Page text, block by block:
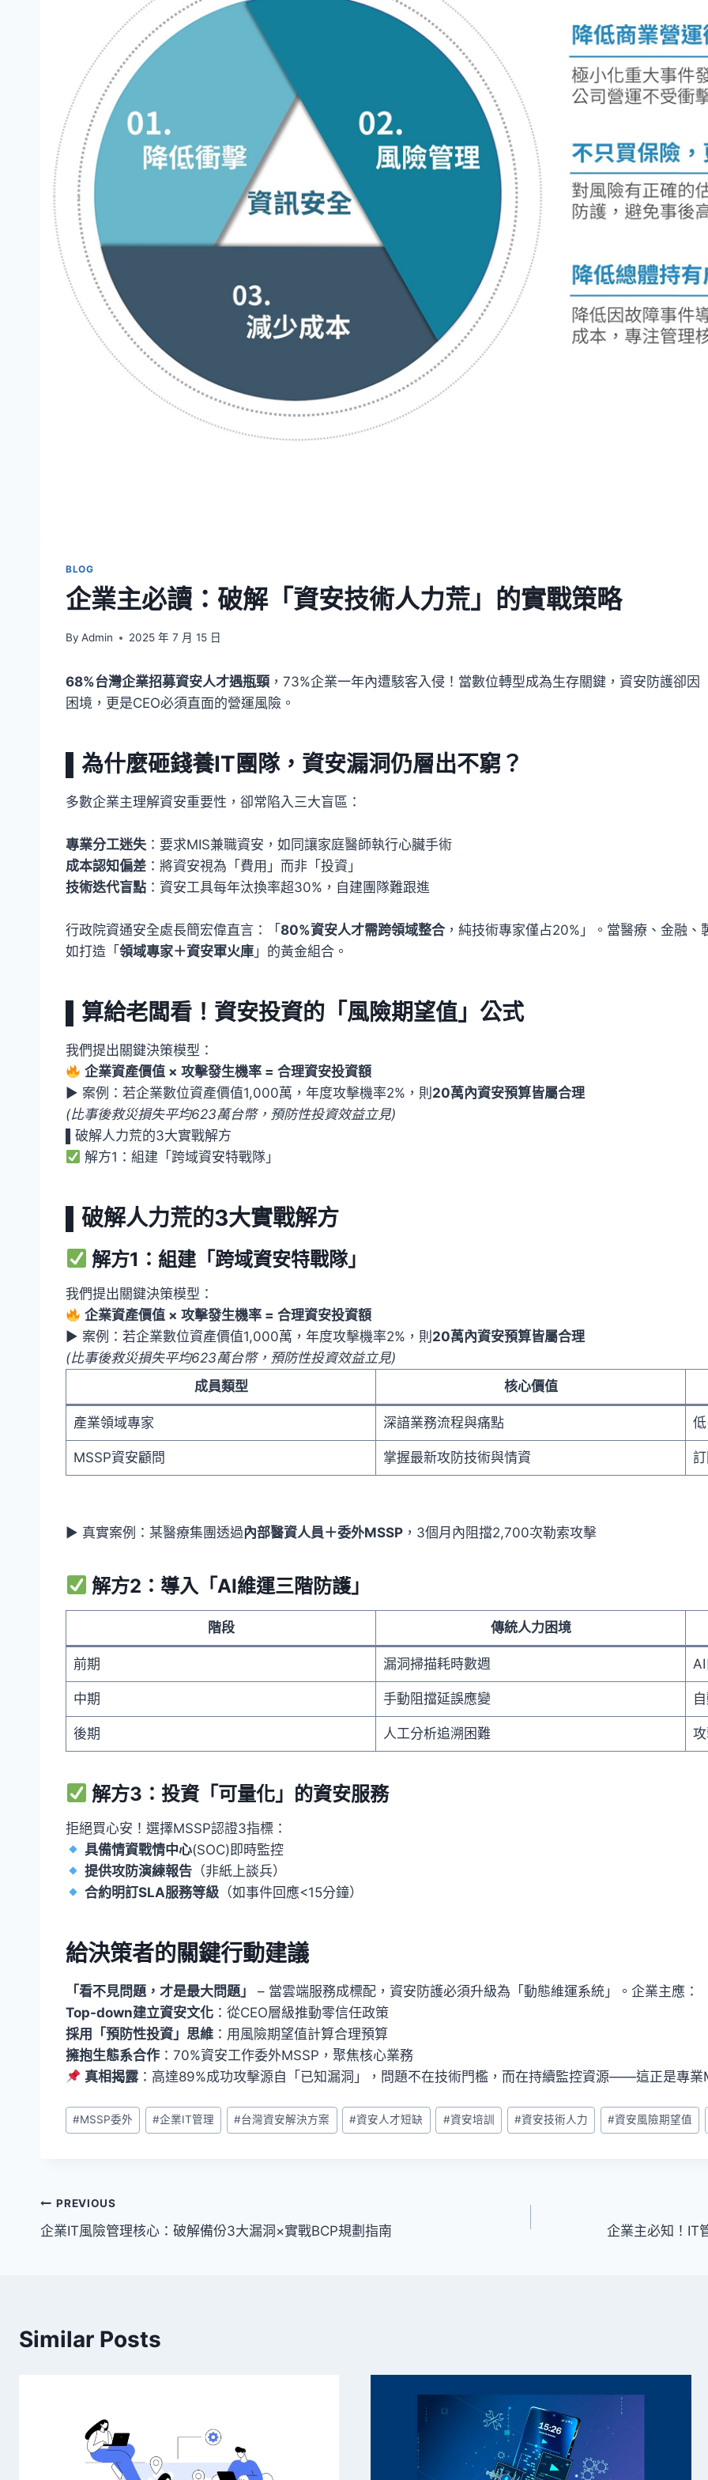
BLOG
企業主必讀：破解「資安技術人力荒」的實戰策略
By Admin 2025 年 7 月 15 日
68%台灣企業招募資安人才遇瓶頸 ，73%企業一年內遭駭客入侵！當數位轉型成為生存關鍵，資安防護卻
困境，更是CEO必須直面的營運風險。
▌為什麼砸錢養IT團隊，資安漏洞仍層出不窮？
多數企業主理解資安重要性，卻常陷入三大盲區：
專業分工迷失 ：要求MIS兼職資安，如同讓家庭醫師執行心臟手術
成本認知偏差 ：將資安視為「費用」而非「投資」
技術迭代盲點 ：資安工具每年汰換率超30%，自建團隊難跟進
行政院資通安全處長簡宏偉直言：「 80%資安人才需跨領域整合 ，純技術專家僅占20%」。當醫療、金融
如打造「 領域專家＋資安軍火庫 」的黃金組合。
▌算給老闆看！資安投資的「風險期望值」公式
我們提出關鍵決策模型：
企業資產價值 × 攻擊發生機率 = 合理資安投資額
▶ 案例：若企業數位資產價值1,000萬，年度攻擊機率2%，則 20萬內資安預算皆屬合理
(比事後救災損失平均623萬台幣，預防性投資效益立見)
▌破解人力荒的3大實戰解方
解方1：組建「跨域資安特戰隊」
▌破解人力荒的3大實戰解方
解方1：組建「跨域資安特戰隊」
我們提出關鍵決策模型：
企業資產價值 × 攻擊發生機率 = 合理資安投資額
▶ 案例：若企業數位資產價值1,000萬，年度攻擊機率2%，則 20萬內資安預算皆屬合理
(比事後救災損失平均623萬台幣，預防性投資效益立見)
成員類型
核心價值
產業領域專家 深諳業務流程與痛點
MSSP資安顧問 掌握最新攻防技術與情資
▶ 真實案例：某醫療集團透過內部醫資人員＋委外MSSP ，3個月內阻擋2,700次勒索攻擊
解方2：導入「AI維運三階防護」
階段 傳統人力困境
前期 漏洞掃描耗時數週
中期 手動阻擋延誤應變
後期 人工分析追溯困難
解方3：投資「可量化」的資安服務
拒絕買心安！選擇MSSP認證3指標：
具備情資戰情中心(SOC)即時監控
提供攻防演練報告 （非紙上談兵）
合約明訂SLA服務等級 （如事件回應<15分鐘）
給決策者的關鍵行動建議
「看不見問題，才是最大問題」
– 當雲端服務成標配，資安防護必須升級為「動態維運系統」。企業主應：
Top-down建立資安文化 ：從CEO層級推動零信任政策
採用「預防性投資」思維 ：用風險期望值計算合理預算
擁抱生態系合作 ：70%資安工作委外MSSP，聚焦核心業務
真相揭露：高達89%成功攻擊源自「已知漏洞」，問題不在技術門檻，而在持續監控資源——這正是專業
Post
Tags:
#MSSP委外 #企業IT管理 #台灣資安解決方案 #資安人才短缺 #資安培訓 #資安技術人力 #資安風險期望值
文
章
PREVIOUS
企業IT風險管理核心：破解備份3大漏洞×實戰BCP規劃指南 企業主必知！IT
Similar Posts